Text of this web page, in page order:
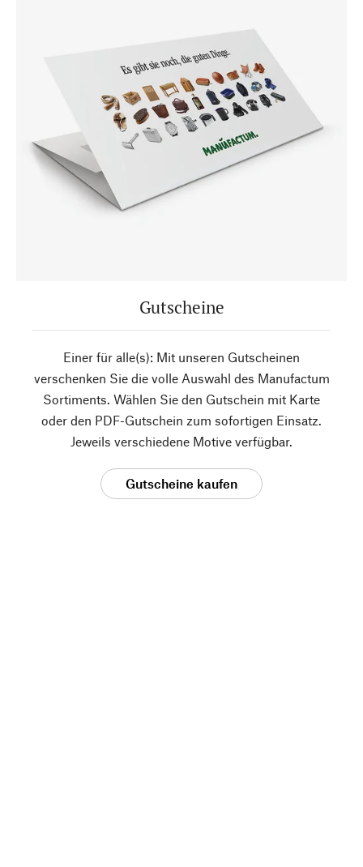
Gutscheine
Einer für alle(s): Mit unseren Gutscheinen
verschenken Sie die volle Auswahl des Manufactum
Sortiments. Wählen Sie den Gutschein mit Karte
oder den PDF-Gutschein zum sofortigen Einsatz.
Jeweils verschiedene Motive verfügbar.
Gutscheine kaufen